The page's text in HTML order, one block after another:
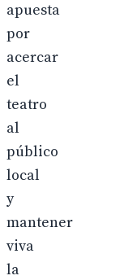
apuesta
por
acercar
el
teatro
al
público
local
y
mantener
viva
la